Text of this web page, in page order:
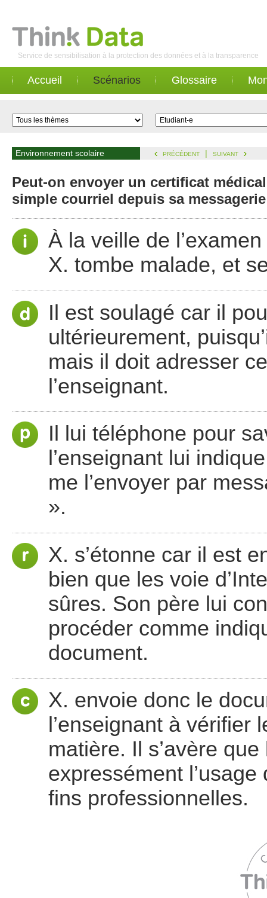
Service de sensibilisation à la protection des données et à la transparence
Accueil Scénarios Glossaire
Environnement scolaire PRÉCÉDENT | SUIVANT
Peut-on envoyer un certificat
simple courriel depuis sa
À la veille de
X. tombe malade, et
Il est soulagé car il
ultérieurement,
mais il doit adresser
l’enseignant.
Il lui téléphone pour
l’enseignant lui
me l’envoyer par
».
X. s’étonne car il est
bien que les voie
sûres. Son père lui
procéder comme
document.
X. envoie donc le
l’enseignant à
matière. Il s’avère
expressément
fins professionnelles.